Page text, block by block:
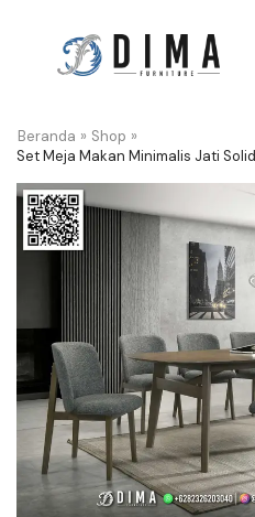
Beranda » Shop »
Set Meja Makan Minimalis Jati